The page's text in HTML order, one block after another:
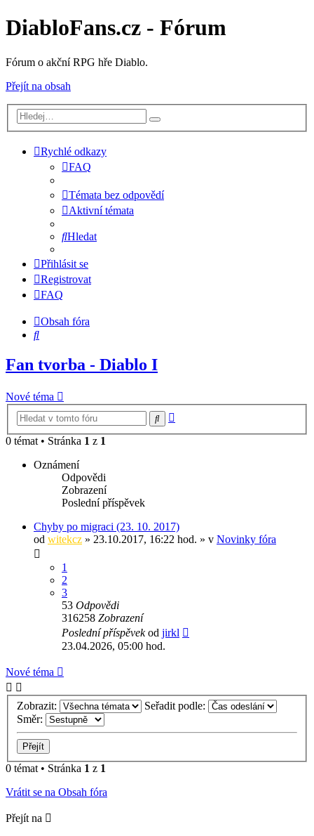
DiabloFans.cz - Fórum
Fórum o akční RPG hře Diablo.
Přejít na obsah
Rychlé odkazy
FAQ
Témata bez odpovědí
Aktivní témata
Hledat
Přihlásit se
Registrovat
FAQ
Obsah fóra
Hledat
Fan tvorba - Diablo I
Nové téma
Hledat
0 témat • Stránka 1 z 1
Oznámení
Odpovědi
Zobrazení
Poslední příspěvek
Chyby po migraci (23. 10. 2017)
od witekcz » 23.10.2017, 16:22 hod. » v Novinky fóra
1
2
3
53 Odpovědi
316258 Zobrazení
Poslední příspěvekod jirkl
23.04.2026, 05:00 hod.
Nové téma
Zobrazit:
Seřadit podle:
Směr:
0 témat • Stránka 1 z 1
Vrátit se na Obsah fóra
Přejít na